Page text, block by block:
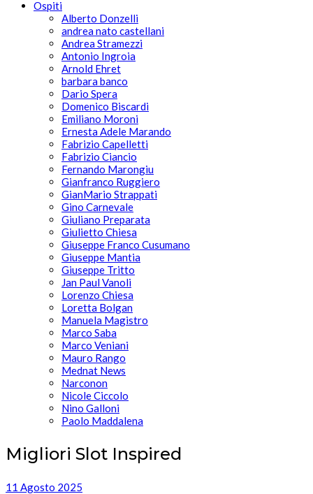
Ospiti
Alberto Donzelli
andrea nato castellani
Andrea Stramezzi
Antonio Ingroia
Arnold Ehret
barbara banco
Dario Spera
Domenico Biscardi
Emiliano Moroni
Ernesta Adele Marando
Fabrizio Capelletti
Fabrizio Ciancio
Fernando Marongiu
Gianfranco Ruggiero
GianMario Strappati
Gino Carnevale
Giuliano Preparata
Giulietto Chiesa
Giuseppe Franco Cusumano
Giuseppe Mantia
Giuseppe Tritto
Jan Paul Vanoli
Lorenzo Chiesa
Loretta Bolgan
Manuela Magistro
Marco Saba
Marco Veniani
Mauro Rango
Mednat News
Narconon
Nicole Ciccolo
Nino Galloni
Paolo Maddalena
Migliori Slot Inspired
11 Agosto 2025